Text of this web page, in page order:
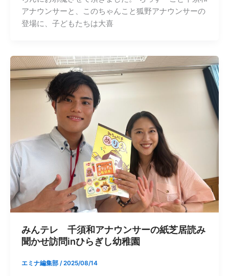
アナウンサーと、このちゃんこと狐野アナウンサーの
登場に、子どもたちは大喜
みんテレ 千須和アナウンサーの紙芝居読み
聞かせ訪問inひらぎし幼稚園
エミナ編集部 /2025/08/14